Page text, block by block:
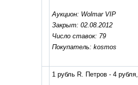
Аукцион: Wolmar VIP
Закрыт: 02.08.2012
Число ставок: 79
Покупатель: kosmos
1 рубль R. Петров - 4 рубля,